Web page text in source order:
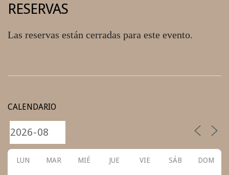
RESERVAS
Las reservas están cerradas para este evento.
19
CALENDARIO
LUN MAR MIÉ JUE VIE SÁB DOM